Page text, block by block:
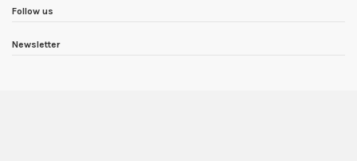
Follow us
Newsletter